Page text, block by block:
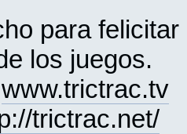
para
los juegos.
www.trictrac.tv
trictrac.net/